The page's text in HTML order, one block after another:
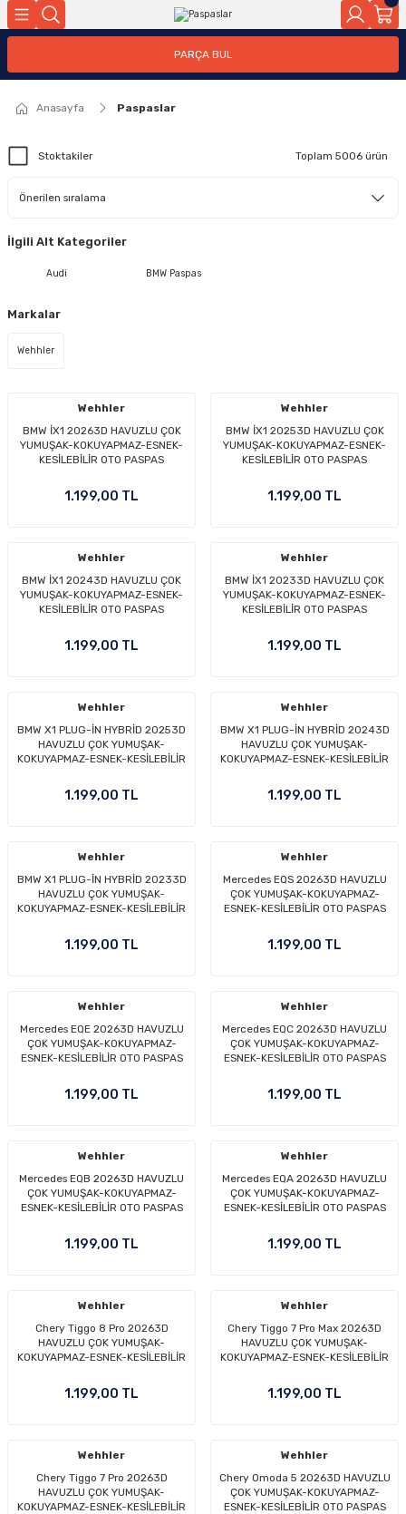
PARÇA BUL
Anasayfa Paspaslar
Stoktakiler Toplam 5006 ürün
İlgili Alt Kategoriler
Audi BMW Paspas
Markalar
Wehhler
Wehhler
BMW İX1 20263D HAVUZLU ÇOK
YUMUŞAK-KOKUYAPMAZ-ESNEK-
KESİLEBİLİR OTO PASPAS
1.199,00 TL
Wehhler
BMW İX1 20253D HAVUZLU ÇOK
YUMUŞAK-KOKUYAPMAZ-ESNEK-
KESİLEBİLİR OTO PASPAS
1.199,00 TL
Wehhler
BMW İX1 20243D HAVUZLU ÇOK
YUMUŞAK-KOKUYAPMAZ-ESNEK-
KESİLEBİLİR OTO PASPAS
1.199,00 TL
Wehhler
BMW İX1 20233D HAVUZLU ÇOK
YUMUŞAK-KOKUYAPMAZ-ESNEK-
KESİLEBİLİR OTO PASPAS
1.199,00 TL
Wehhler
BMW X1 PLUG-İN HYBRİD 20253D
HAVUZLU ÇOK YUMUŞAK-
KOKUYAPMAZ-ESNEK-KESİLEBİLİR
1.199,00 TL
Wehhler
BMW X1 PLUG-İN HYBRİD 20243D
HAVUZLU ÇOK YUMUŞAK-
KOKUYAPMAZ-ESNEK-KESİLEBİLİR
1.199,00 TL
Wehhler
BMW X1 PLUG-İN HYBRİD 20233D
HAVUZLU ÇOK YUMUŞAK-
KOKUYAPMAZ-ESNEK-KESİLEBİLİR
1.199,00 TL
Wehhler
Mercedes EQS 20263D HAVUZLU
ÇOK YUMUŞAK-KOKUYAPMAZ-
ESNEK-KESİLEBİLİR OTO PASPAS
1.199,00 TL
Wehhler
Mercedes EQE 20263D HAVUZLU
ÇOK YUMUŞAK-KOKUYAPMAZ-
ESNEK-KESİLEBİLİR OTO PASPAS
1.199,00 TL
Wehhler
Mercedes EQC 20263D HAVUZLU
ÇOK YUMUŞAK-KOKUYAPMAZ-
ESNEK-KESİLEBİLİR OTO PASPAS
1.199,00 TL
Wehhler
Mercedes EQB 20263D HAVUZLU
ÇOK YUMUŞAK-KOKUYAPMAZ-
ESNEK-KESİLEBİLİR OTO PASPAS
1.199,00 TL
Wehhler
Mercedes EQA 20263D HAVUZLU
ÇOK YUMUŞAK-KOKUYAPMAZ-
ESNEK-KESİLEBİLİR OTO PASPAS
1.199,00 TL
Wehhler
Chery Tiggo 8 Pro 20263D
HAVUZLU ÇOK YUMUŞAK-
KOKUYAPMAZ-ESNEK-KESİLEBİLİR
1.199,00 TL
Wehhler
Chery Tiggo 7 Pro Max 20263D
HAVUZLU ÇOK YUMUŞAK-
KOKUYAPMAZ-ESNEK-KESİLEBİLİR
1.199,00 TL
Wehhler
Chery Tiggo 7 Pro 20263D
HAVUZLU ÇOK YUMUŞAK-
KOKUYAPMAZ-ESNEK-KESİLEBİLİR
Wehhler
Chery Omoda 5 20263D HAVUZLU
ÇOK YUMUŞAK-KOKUYAPMAZ-
ESNEK-KESİLEBİLİR OTO PASPAS